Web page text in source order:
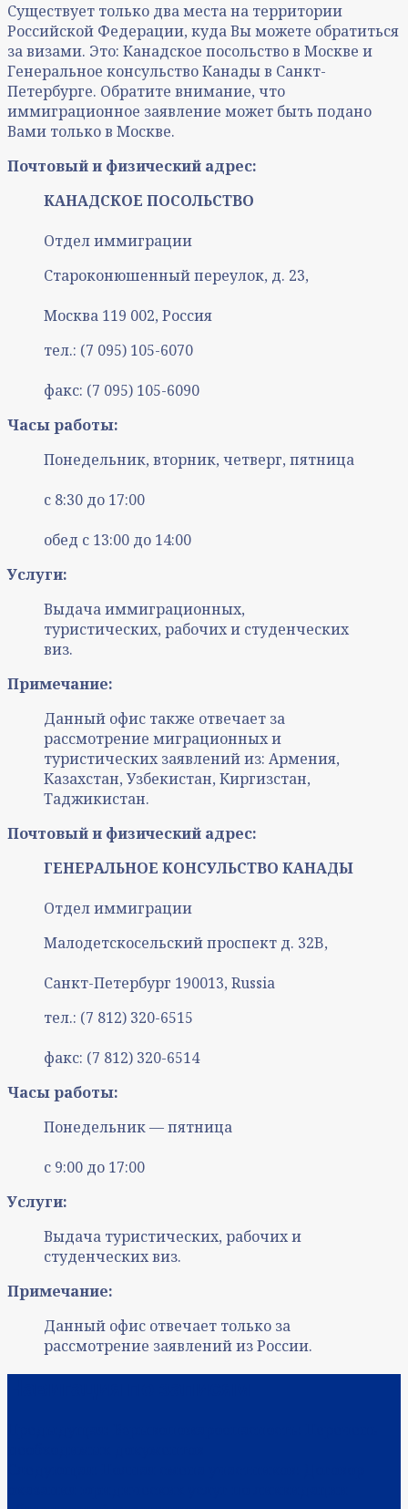
Существует только два места на территории
Российской Федерации, куда Вы можете обратиться
за визами. Это: Канадское посольство в Москве и
Генеральное консульство Канады в Санкт-
Петербурге. Обратите внимание, что
иммиграционное заявление может быть подано
Вами только в Москве.
Почтовый и физический адрес:
КАНАДСКОЕ ПОСОЛЬСТВО
Отдел иммиграции
Староконюшенный переулок, д. 23,
Москва 119 002, Россия
тел.: (7 095) 105-6070
факс: (7 095) 105-6090
Часы работы:
Понедельник, вторник, четверг, пятница
с 8:30 до 17:00
обед с 13:00 до 14:00
Услуги:
Выдача иммиграционных,
туристических, рабочих и студенческих
виз.
Примечание:
Данный офис также отвечает за
рассмотрение миграционных и
туристических заявлений из: Армения,
Казахстан, Узбекистан, Киргизстан,
Таджикистан.
Почтовый и физический адрес:
ГЕНЕРАЛЬНОЕ КОНСУЛЬСТВО КАНАДЫ
Отдел иммиграции
Малодетскосельский проспект д. 32B,
Санкт-Петербург 190013, Russia
тел.: (7 812) 320-6515
факс: (7 812) 320-6514
Часы работы:
Понедельник — пятница
с 9:00 до 17:00
Услуги:
Выдача туристических, рабочих и
студенческих виз.
Примечание:
Данный офис отвечает только за
рассмотрение заявлений из России.